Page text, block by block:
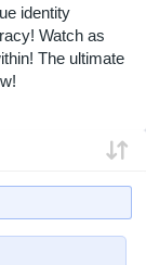
identity
Watch as
The ultimate